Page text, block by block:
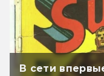
В сети